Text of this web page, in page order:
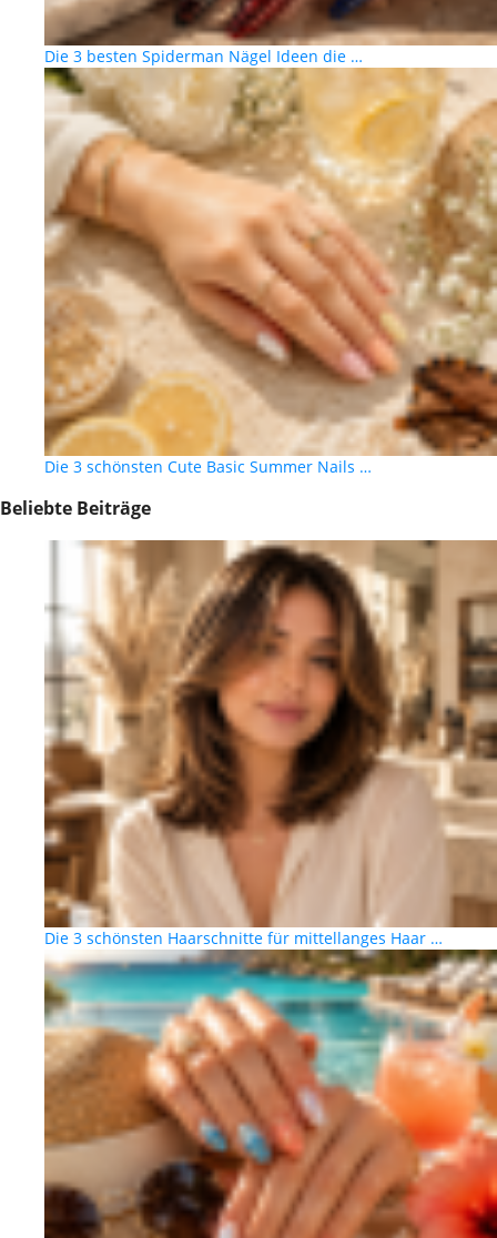
Die 3 besten Spiderman Nägel Ideen die …
Die 3 schönsten Cute Basic Summer Nails …
Beliebte Beiträge
Die 3 schönsten Haarschnitte für mittellanges Haar …